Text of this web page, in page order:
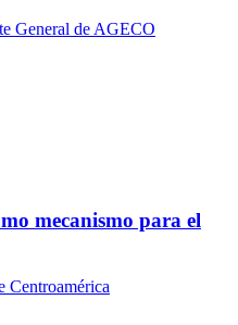
General de AGECO
mecanismo para el
Centroamérica